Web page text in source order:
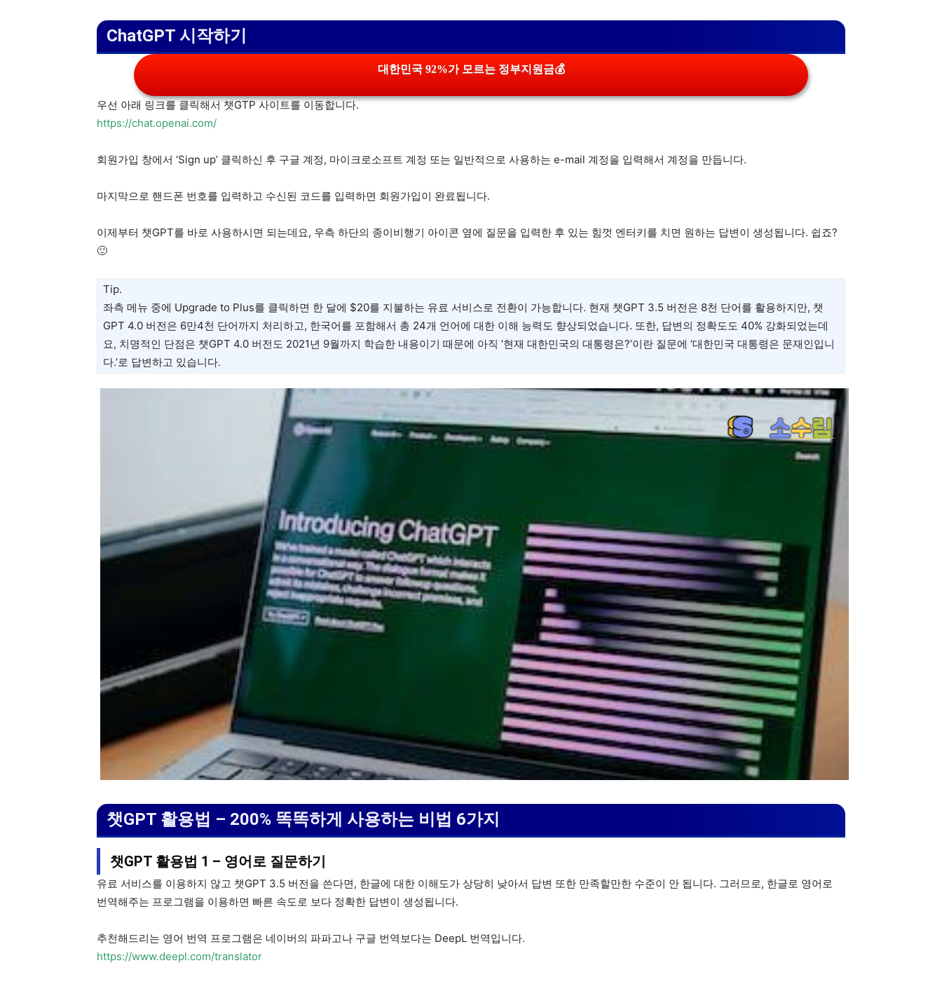
ChatGPT 시작하기
대한민국 92%가 모르는 정부지원금💰
우선 아래 링크를 클릭해서 챗GTP 사이트를 이동합니다.
https://chat.openai.com/
회원가입 창에서 ‘Sign up’ 클릭하신 후 구글 계정, 마이크로소프트 계정 또는 일반적으로 사용하는 e-mail 계정을 입력해서 계정을 만듭니다.
마지막으로 핸드폰 번호를 입력하고 수신된 코드를 입력하면 회원가입이 완료됩니다.
이제부터 챗GPT를 바로 사용하시면 되는데요, 우측 하단의 종이비행기 아이콘 옆에 질문을 입력한 후 있는 힘껏 엔터키를 치면 원하는 답변이 생성됩니다. 쉽죠?
🙂
Tip.
좌측 메뉴 중에 Upgrade to Plus를 클릭하면 한 달에 $20를 지불하는 유료 서비스로 전환이 가능합니다. 현재 챗GPT 3.5 버전은 8천 단어를 활용하지만, 챗
GPT 4.0 버전은 6만4천 단어까지 처리하고, 한국어를 포함해서 총 24개 언어에 대한 이해 능력도 향상되었습니다. 또한, 답변의 정확도도 40% 강화되었는데
요, 치명적인 단점은 챗GPT 4.0 버전도 2021년 9월까지 학습한 내용이기 때문에 아직 ‘현재 대한민국의 대통령은?’이란 질문에 ‘대한민국 대통령은 문재인입니
다.’로 답변하고 있습니다.
챗GPT 활용법 – 200% 똑똑하게 사용하는 비법 6가지
챗GPT 활용법 1 – 영어로 질문하기
유료 서비스를 이용하지 않고 챗GPT 3.5 버전을 쓴다면, 한글에 대한 이해도가 상당히 낮아서 답변 또한 만족할만한 수준이 안 됩니다. 그러므로, 한글로 영어로
번역해주는 프로그램을 이용하면 빠른 속도로 보다 정확한 답변이 생성됩니다.
추천해드리는 영어 번역 프로그램은 네이버의 파파고나 구글 번역보다는 DeepL 번역입니다.
https://www.deepl.com/translator